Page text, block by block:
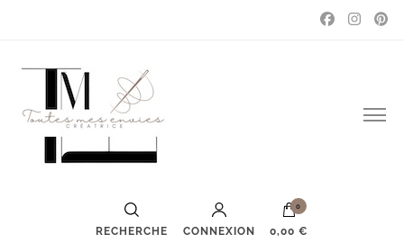
Toutes mes envies
Couture, accessoires, mode, bijoux …
RECHERCHE CONNEXION
0
0,00 €